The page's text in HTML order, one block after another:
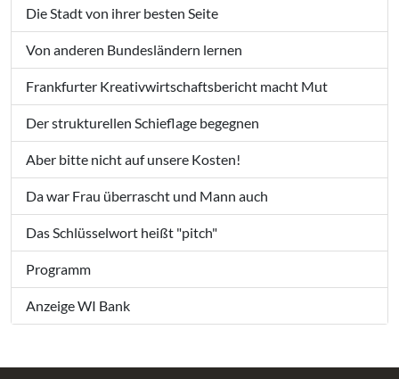
Die Stadt von ihrer besten Seite
Von anderen Bundesländern lernen
Frankfurter Kreativwirtschaftsbericht macht Mut
Der strukturellen Schieflage begegnen
Aber bitte nicht auf unsere Kosten!
Da war Frau überrascht und Mann auch
Das Schlüsselwort heißt "pitch"
Programm
Anzeige WI Bank